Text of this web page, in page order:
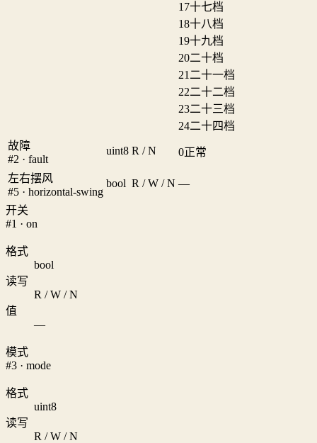
17十七档
18十八档
19十九档
20二十档
21 二十一档
22二十二档
23二十三档
24二十四档
故障
#2 · fault
uint8 R / N 0正常
左右摆风
#5 · horizontal-swing
bool R / W / N —
开关
#1 · on
格式
bool
读写
R / W / N
值
—
模式
#3 · mode
格式
uint8
读写
R / W / N